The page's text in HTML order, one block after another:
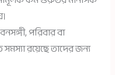
পরিবার বা
সমস্যা রয়েছে তাদের জন্য